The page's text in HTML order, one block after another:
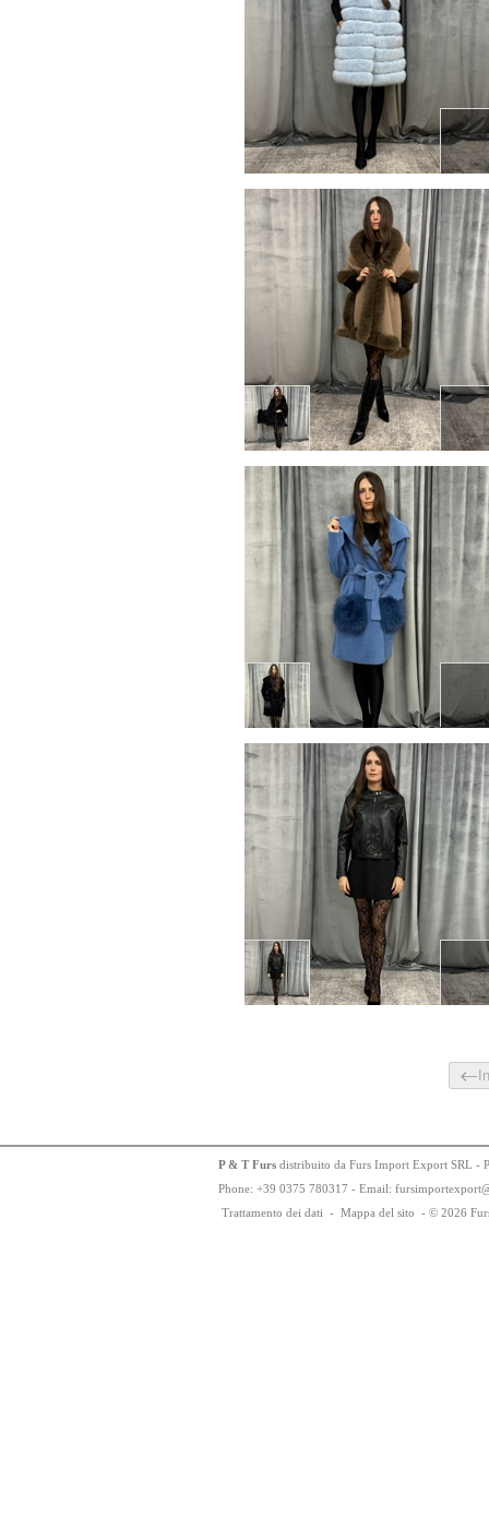
P & T Furs distribuito da Furs Import Export SRL -
Phone: +39 0375 780317 - Email: fursimportexport
Trattamento dei dati - Mappa del sito - © 2026